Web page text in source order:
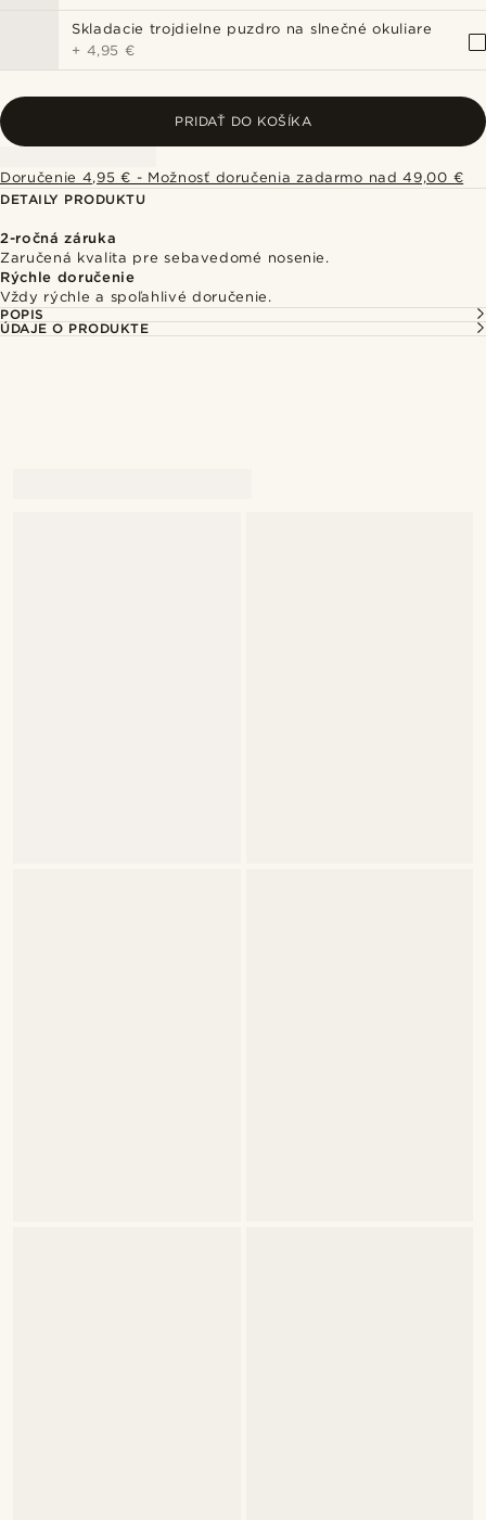
Skladacie trojdielne puzdro na slnečné okuliare
+ 4,95 €
PRIDAŤ DO KOŠÍKA
Doručenie 4,95 € - Možnosť doručenia zadarmo nad 49,00 €
DETAILY PRODUKTU
2-ročná záruka
Zaručená kvalita pre sebavedomé nosenie.
Rýchle doručenie
Vždy rýchle a spoľahlivé doručenie.
POPIS
ÚDAJE O PRODUKTE